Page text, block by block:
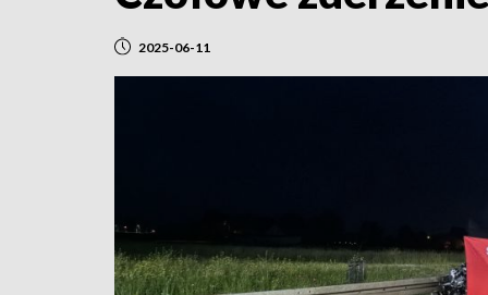
2025-06-11